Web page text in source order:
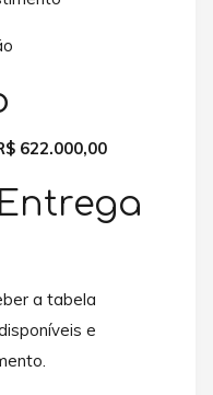
622.000,00
a tabela
e